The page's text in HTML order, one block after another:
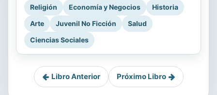
Religión
Economía y Negocios
Historia
Arte
Juvenil No Ficción
Salud
Ciencias Sociales
Libro Anterior Próximo Libro